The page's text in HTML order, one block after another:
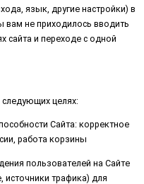
язык, другие настройки) в
вам не приходилось вводить
сайта и переходе с одной
целях:
Сайта: корректное
работа корзины
пользователей на Сайте
трафика) для